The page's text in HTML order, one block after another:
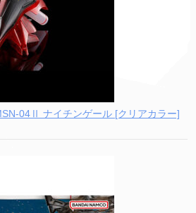
04Ⅱ ナイチンゲール [クリアカラー]